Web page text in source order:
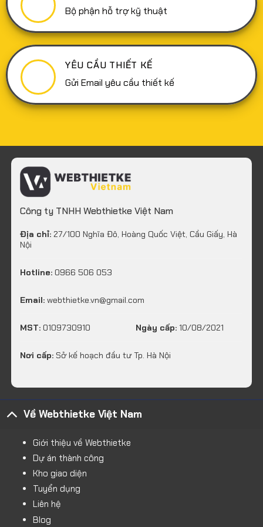
Bộ phận hỗ trợ kỹ thuật
YÊU CẦU THIẾT KẾ
Gửi Email yêu cầu thiết kế
Công ty TNHH Webthietke Việt Nam
Địa chỉ: 27/100 Nghĩa Đô, Hoàng Quốc Việt, Cầu Giấy, Hà
Nội
Hotline: 0966 506 053
Email: webthietke.vn@gmail.com
MST: 0109730910 Ngày cấp: 10/08/2021
Nơi cấp: Sở kế hoạch đầu tư Tp. Hà Nội
Về Webthietke Việt Nam
Giới thiệu về Webthietke
Dự án thành công
Kho giao diện
Tuyển dụng
Liên hệ
Blog